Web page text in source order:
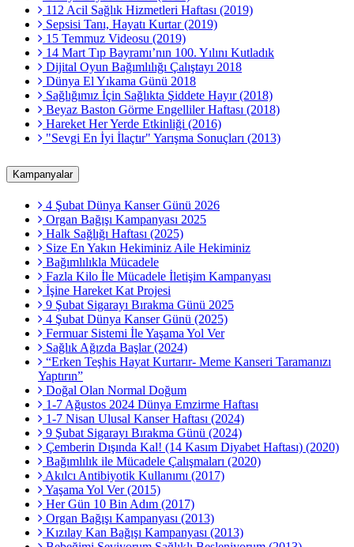
112 Acil Sağlık Hizmetleri Haftası (2019)
Sepsisi Tanı, Hayatı Kurtar (2019)
15 Temmuz Videosu (2019)
14 Mart Tıp Bayramı’nın 100. Yılını Kutladık
Dijital Oyun Bağımlılığı Çalıştayı 2018
Dünya El Yıkama Günü 2018
Sağlığımız İçin Sağlıkta Şiddete Hayır (2018)
Beyaz Baston Görme Engelliler Haftası (2018)
Hareket Her Yerde Etkinliği (2016)
"Sevgi En İyi İlaçtır" Yarışma Sonuçları (2013)
Kampanyalar
4 Şubat Dünya Kanser Günü 2026
Organ Bağışı Kampanyası 2025
Halk Sağlığı Haftası (2025)
Size En Yakın Hekiminiz Aile Hekiminiz
Bağımlılıkla Mücadele
Fazla Kilo İle Mücadele İletişim Kampanyası
İşine Hareket Kat Projesi
9 Şubat Sigarayı Bırakma Günü 2025
4 Şubat Dünya Kanser Günü (2025)
Fermuar Sistemi İle Yaşama Yol Ver
Sağlık Ağızda Başlar (2024)
“Erken Teşhis Hayat Kurtarır- Meme Kanseri Taramanızı
Yaptırın”
Doğal Olan Normal Doğum
1-7 Ağustos 2024 Dünya Emzirme Haftası
1-7 Nisan Ulusal Kanser Haftası (2024)
9 Şubat Sigarayı Bırakma Günü (2024)
Çemberin Dışında Kal! (14 Kasım Diyabet Haftası) (2020)
Bağımlılık ile Mücadele Çalışmaları (2020)
Akılcı Antibiyotik Kullanımı (2017)
Yaşama Yol Ver (2015)
Her Gün 10 Bin Adım (2017)
Organ Bağışı Kampanyası (2013)
Kızılay Kan Bağışı Kampanyası (2013)